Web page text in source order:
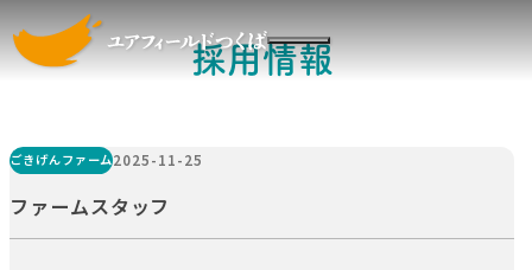
メインコンテンツへスキップする
ユアフィールドつくばについて
ニュース
社員や利用者の声
会社案内
採用情報
ごきげんファーム2025-11-25
ファームスタッフ